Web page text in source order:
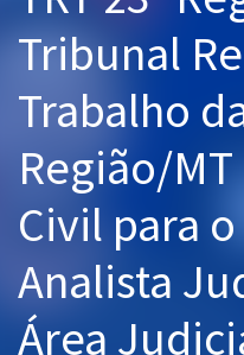
Graduação
Mentorias
Questões grátis
Conteúdo gratuito
Blog
Tribunal
Trabalho
Região/
Civil para
Analista
Área